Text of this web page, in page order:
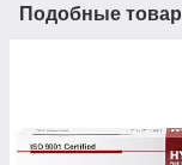
Подобные